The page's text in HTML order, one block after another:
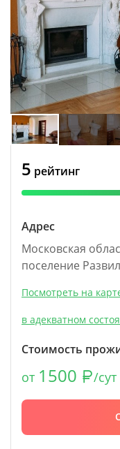
5 рейтинг
Адрес
Московская
поселение
Посмотреть на
в адекватном
Стоимость
от 1500 /сут